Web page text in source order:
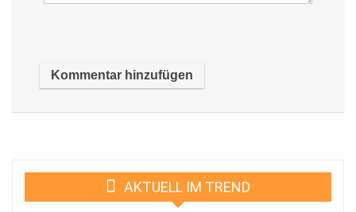
AKTUELL IM TREND